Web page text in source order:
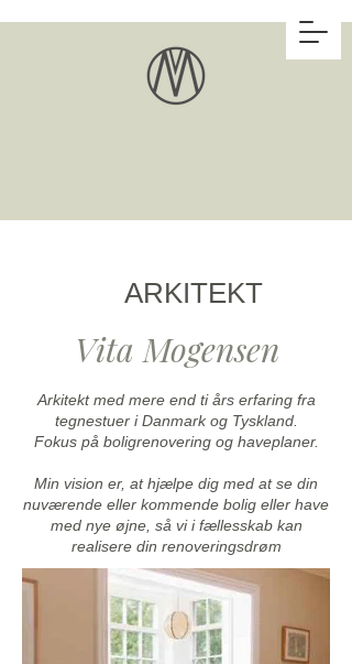
ARKITEKT
Vita Mogensen
Arkitekt med mere end ti års erfaring fra
tegnestuer i Danmark og Tyskland.
Fokus på boligrenovering og haveplaner.
Min vision er, at hjælpe dig med at se din
nuværende eller kommende bolig eller have
med nye øjne, så vi i fællesskab kan
realisere din renoveringsdrøm